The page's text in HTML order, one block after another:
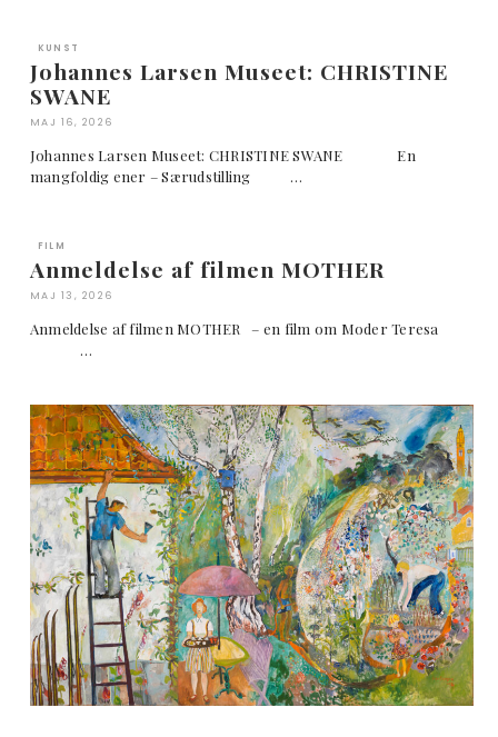
KUNST
Johannes Larsen Museet: CHRISTINE
SWANE
MAJ 16, 2026
Johannes Larsen Museet: CHRISTINE SWANE En
mangfoldig ener – Særudstilling …
FILM
Anmeldelse af filmen MOTHER
MAJ 13, 2026
Anmeldelse af filmen MOTHER – en film om Moder Teresa
…